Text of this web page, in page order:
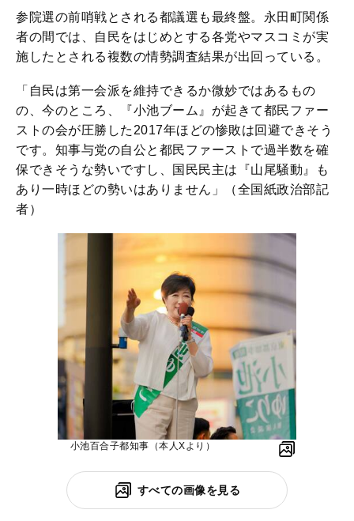
参院選の前哨戦とされる都議選も最終盤。永田町関係
者の間では、自民をはじめとする各党やマスコミが実
施したとされる複数の情勢調査結果が出回っている。
「自民は第一会派を維持できるか微妙ではあるもの
の、今のところ、『小池ブーム』が起きて都民ファー
ストの会が圧勝した2017年ほどの惨敗は回避できそう
です。知事与党の自公と都民ファーストで過半数を確
保できそうな勢いですし、国民民主は『山尾騒動』も
あり一時ほどの勢いはありません」（全国紙政治部記
者）
小池百合子都知事（本人Xより）
すべての画像を見る